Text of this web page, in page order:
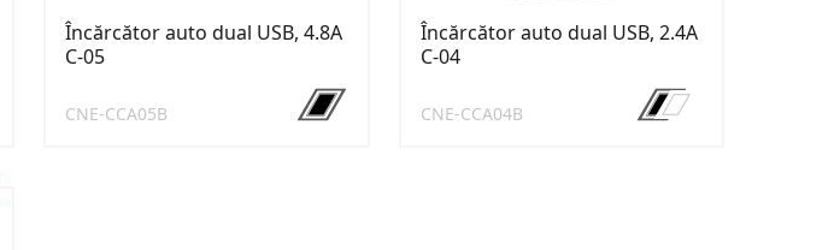
Încărcător auto dual USB, 4.8A
C-05
CNE-CCA05B
Încărcător auto dual USB, 2.4A
C-04
CNE-CCA04B